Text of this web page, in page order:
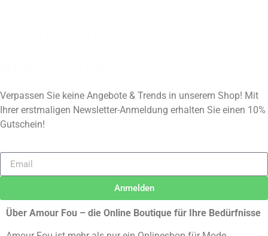
Verpassen Sie keine Angebote & Trends in unserem Shop! Mit
Ihrer erstmaligen Newsletter-Anmeldung erhalten Sie einen 10%
Gutschein!
Anmelden
Alternative:
Über Amour Fou – die Online Boutique für Ihre Bedürfnisse